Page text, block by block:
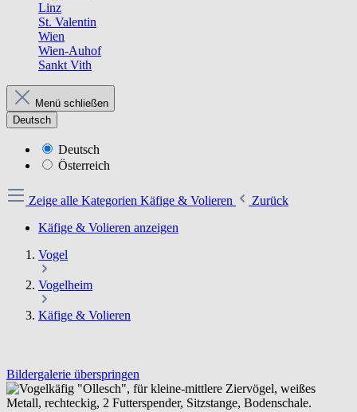
Linz
St. Valentin
Wien
Wien-Auhof
Sankt Vith
Menü schließen
Deutsch
Deutsch
Österreich
Zeige alle Kategorien Käfige & Volieren
Zurück
Käfige & Volieren anzeigen
Vogel
Vogelheim
Käfige & Volieren
Bildergalerie überspringen